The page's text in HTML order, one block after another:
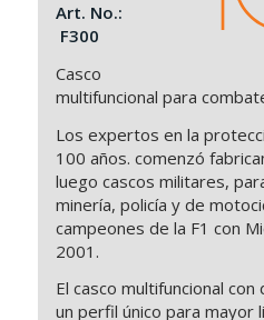
Art. No.:
F300
Casco
multifuncional para
Los expertos en la
100 años. comenzó
luego cascos militares,
minería, policía y de
campeones de la F1 con
2001.
El casco multifuncional
un perfil único para